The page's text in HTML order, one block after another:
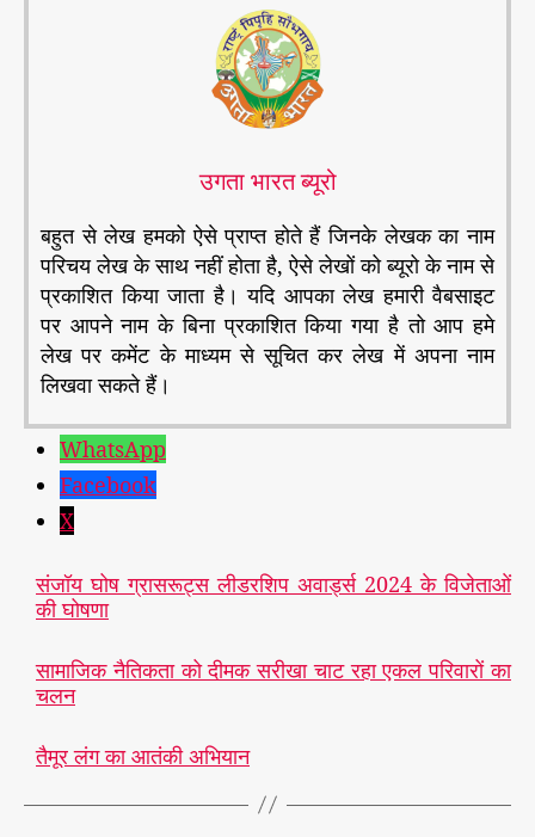
उगता भारत ब्यूरो
बहुत से लेख हमको ऐसे प्राप्त होते हैं जिनके लेखक का नाम
परिचय लेख के साथ नहीं होता है, ऐसे लेखों को ब्यूरो के नाम से
प्रकाशित किया जाता है। यदि आपका लेख हमारी वैबसाइट
पर आपने नाम के बिना प्रकाशित किया गया है तो आप हमे
लेख पर कमेंट के माध्यम से सूचित कर लेख में अपना नाम
लिखवा सकते हैं।
WhatsApp
Facebook
X
संजॉय घोष ग्रासरूट्स लीडरशिप अवार्ड्स 2024 के विजेताओं
की घोषणा
सामाजिक नैतिकता को दीमक सरीखा चाट रहा एकल परिवारों का
चलन
तैमूर लंग का आतंकी अभियान